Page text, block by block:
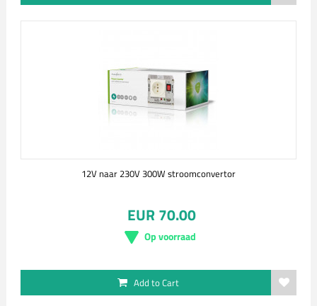
12V naar 230V 300W stroomconvertor
EUR 70.00
Op voorraad
Add to Cart